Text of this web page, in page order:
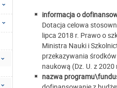
informacja o
Dotacja celowa
lipca 2018 r. Prawo o
Ministra Nauki i
przekazywania
naukową (Dz. U. z 2020
nazwa